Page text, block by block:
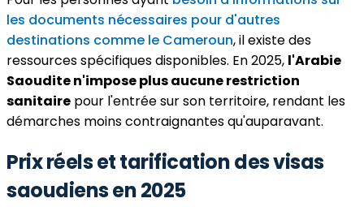
les documents nécessaires pour d'autres
destinations comme le Cameroun, il existe des
ressources spécifiques disponibles. En 2025, l'Arabie
Saoudite n'impose plus aucune restriction
sanitaire pour l'entrée sur son territoire, rendant les
démarches moins contraignantes qu'auparavant.
Prix réels et tarification des visas
saoudiens en 2025